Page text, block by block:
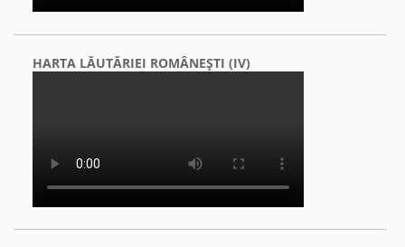
HARTA LĂUTĂRIEI ROMÂNEŞTI (IV)